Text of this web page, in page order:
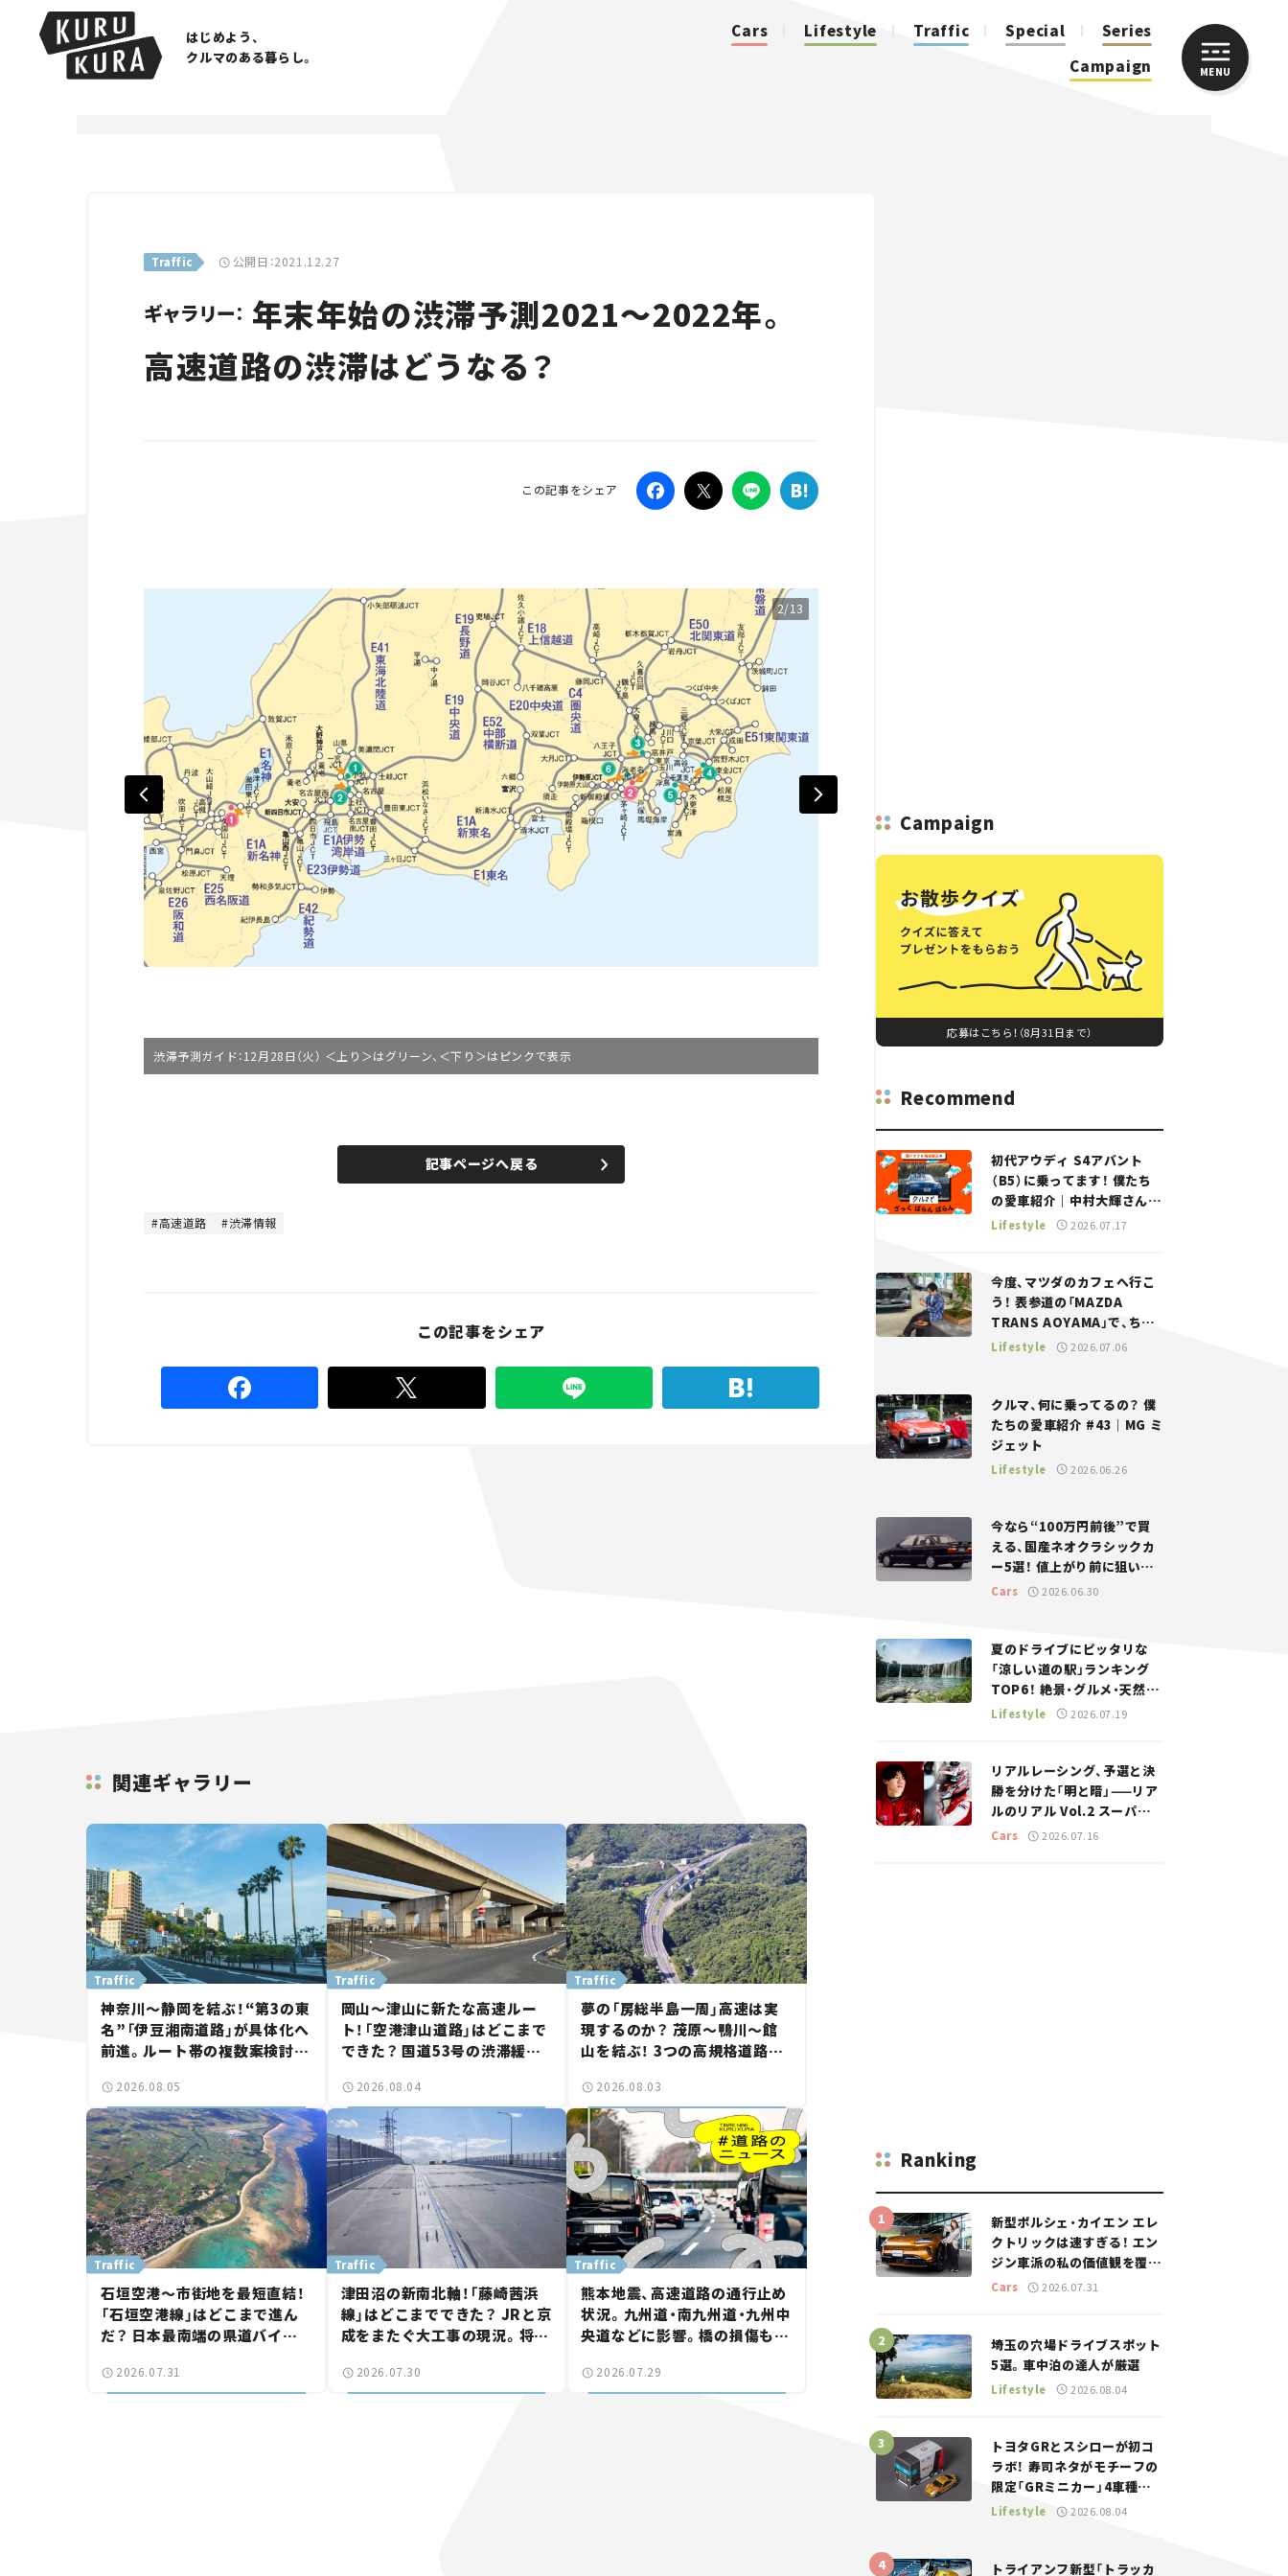
はじめよう、
クルマのある暮らし。
Cars Lifestyle Traffic Special
Series
Campaign
MENU
Traffic 公開日：2021.12.27
ギャラリー： 年末年始の渋滞予測2021～2022年。
高速道路の渋滞はどうなる？
この記事をシェア
2/13
渋滞予測ガイド：12月28日（火） ＜上り＞はグリーン、＜下り＞はピンクで表示
4
.
記事ページへ戻る
高速道路 渋滞情報
この記事をシェア
関連ギャラリー
Traffic
神奈川～静岡を結ぶ！“第3の東
名”「伊豆湘南道路」が具体化へ
前進。ルート帯の複数案検討
【いま気になる道路計画】
2026.08.05
Traffic
岡山～津山に新たな高速ルー
ト！「空港津山道路」はどこまで
できた？ 国道53号の渋滞緩和
【いま気になる道路計画】
2026.08.04
Traffic
夢の「房総半島一周」高速は実
現するのか？ 茂原～鴨川～館
山を結ぶ！ 3つの高規格道路計
討進む【いま気になる道路計
画】
2026.08.03
Traffic
石垣空港～市街地を最短直結！
「石垣空港線」はどこまで進ん
だ？ 日本最南端の県道バイパ
気になる道路計画】
2026.07.31
Traffic
津田沼の新南北軸！「藤崎茜浜
線」はどこまでできた？ JRと京
成をまたぐ大工事の現況。将来
結【いま気になる道路計画】
2026.07.30
Traffic
熊本地震、高速道路の通行止め
状況。九州道・南九州道・九州中
央道などに影響。橋の損傷も確
2026.07.29
Campaign
応募はこちら！（8月31日まで）
Recommend
初代アウディ S4アバント
（B5）に乗ってます！ 僕たち
の愛車紹介｜中村大輝さん
——瀬イオナと嶋田智之の
Lifestyle 2026.07.17
今度、マツダのカフェへ行こ
う！ 表参道の「MAZDA
TRANS AOYAMA」で、ちょ
っとひと息。——連載｜CCG
Lifestyle 2026.07.06
クルマ、何に乗ってるの？ 僕
たちの愛車紹介 #43｜MG ミ
ジェット
Lifestyle 2026.06.26
今なら“100万円前後”で買
える、国産ネオクラシックカ
ー5選！ 値上がり前に狙いた
い、中古車探しをお手伝い――ち
Cars 2026.06.30
夏のドライブにピッタリな
「涼しい道の駅」ランキング
TOP6！ 絶景・グルメ・天然ク
ーラーなど、避暑におすすめ
Lifestyle 2026.07.19
リアルレーシング、予選と決
勝を分けた「明と暗」——リア
ルのリアル Vol.2 スーパー
GT 2026開幕戦 岡山国際サ
Cars 2026.07.16
Ranking
新型ポルシェ・カイエン エレ
クトリックは速すぎる！ エン
ジン車派の私の価値観を覆し
た、新しいポルシェの走り。
Cars 2026.07.31
埼玉の穴場ドライブスポット
5選。車中泊の達人が厳選
Lifestyle 2026.08.04
トヨタGRとスシローが初コ
ラボ！ 寿司ネタがモチーフの
限定「GRミニカー」4車種が
登場。入手方法は？【クルマ
Lifestyle 2026.08.04
トライアンフ新型「トラッカ
CLOSE
Traffic
Campaign